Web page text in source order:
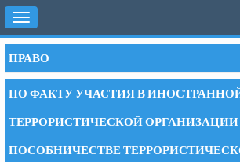
Toggle
navigation
ПРАВО
ПО ФАКТУ УЧАСТИЯ В
ТЕРРОРИСТИЧЕСКОЙ
ПОСОБНИЧЕСТВЕ